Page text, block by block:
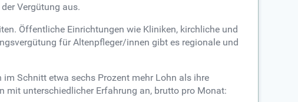
Vergütung aus.
Öffentliche Einrichtungen wie Kliniken, kirchliche und
für Altenpfleger/innen gibt es regionale und
Schnitt etwa sechs Prozent mehr Lohn als ihre
mit unterschiedlicher Erfahrung an, brutto pro Monat: